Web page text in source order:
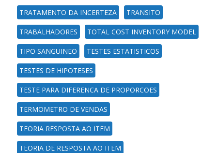
TRATAMENTO DA INCERTEZA TRANSITO
TRABALHADORES TOTAL COST INVENTORY MODEL
TIPO SANGUINEO TESTES ESTATISTICOS
TESTES DE HIPOTESES
TESTE PARA DIFERENCA DE PROPORCOES
TERMOMETRO DE VENDAS
TEORIA RESPOSTA AO ITEM
TEORIA DE RESPOSTA AO ITEM